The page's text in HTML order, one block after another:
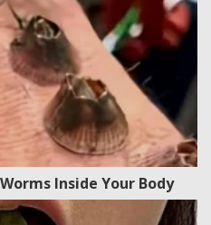
Inside Your Body